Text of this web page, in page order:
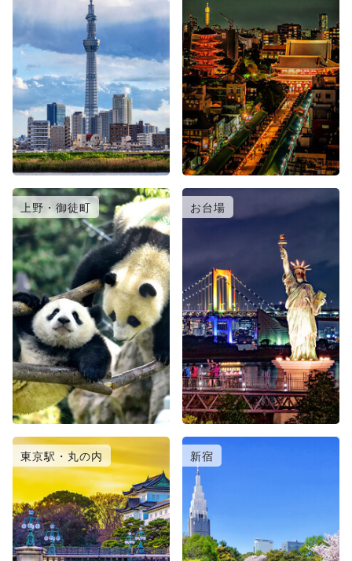
上野・御徒町 お台場
東京駅・丸の内 新宿